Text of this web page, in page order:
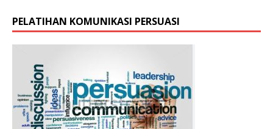
PELATIHAN KOMUNIKASI PERSUASI